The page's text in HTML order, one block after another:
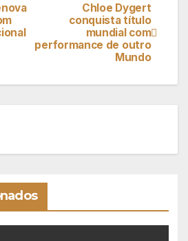
Chloe Dygert
conquista título
mundial com
performance de outro
Mundo